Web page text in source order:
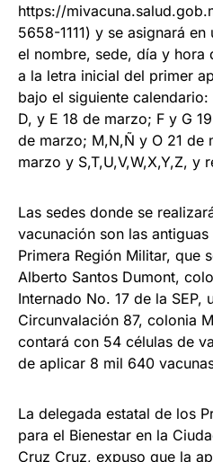
https://
5658-1111) y se asignará
el nombre, sede, día y hora
a la letra inicial del primer
bajo el siguiente
D, y E 18 de marzo; F y G
de marzo; M,N,Ñ y O 21 de
marzo y S,T,U,V,W,X,Y,Z, y
Las sedes donde se
vacunación son las
Primera Región Militar, que
Alberto Santos Dumont,
Internado No. 17 de la SEP,
Circunvalación 87, colonia
contará con 54 células de
de aplicar 8 mil 640
La delegada estatal de los
para el Bienestar en la
Cruz Cruz, expuso que la